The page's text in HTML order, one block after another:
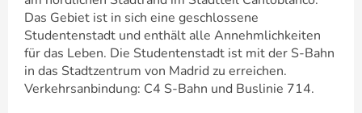
Das Gebiet ist in sich eine geschlossene
Studentenstadt und enthält alle Annehmlichkeiten
für das Leben. Die Studentenstadt ist mit der S-Bahn
in das Stadtzentrum von Madrid zu erreichen.
Verkehrsanbindung: C4 S-Bahn und Buslinie 714.